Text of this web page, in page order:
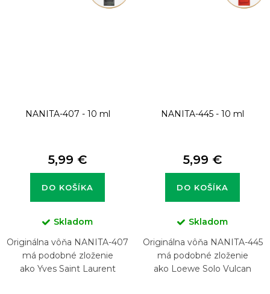
NANITA-407 - 10 ml
5,99 €
DO KOŠÍKA
Skladom
Originálna vôňa NANITA-407
má podobné zloženie
ako Yves Saint Laurent
NANITA-445 - 10 ml
5,99 €
DO KOŠÍKA
Skladom
Originálna vôňa NANITA-445
má podobné zloženie
ako Loewe Solo Vulcan